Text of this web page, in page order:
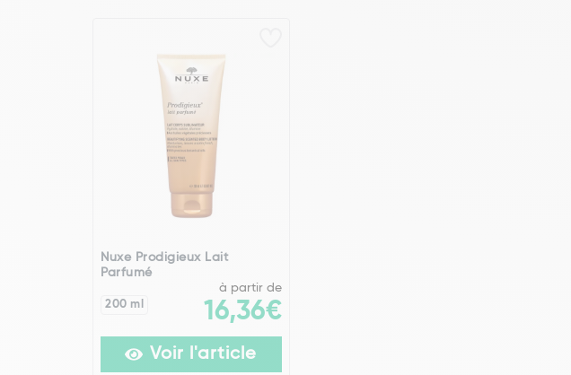
Nuxe Prodigieux Lait
Parfumé
200 ml
à partir de
16,36€
Voir l'article